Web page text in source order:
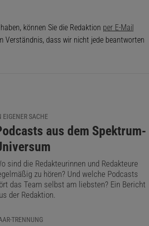
können Sie die Redaktion per E-Mail
Verständnis, dass wir nicht jede beantworten
EIGENER SACHE
aus dem Spektrum-
sind die Redakteurinnen und Redakteure
zu hören? Und welche Podcasts
das Team selbst am liebsten? Ein Bericht
der Redaktion.
TRENNUNG